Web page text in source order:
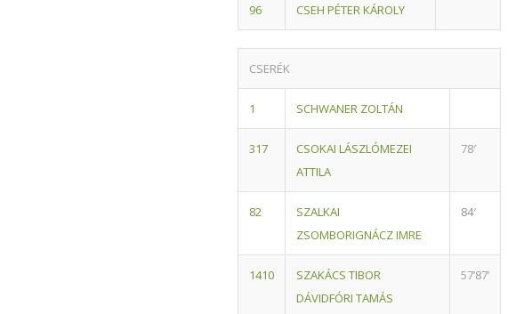
96 CSEH PÉTER KÁROLY
CSERÉK
1 SCHWANER ZOLTÁN
317 CSOKAI LÁSZLÓMEZEI
ATTILA
78′
82
SZALKAI
ZSOMBORIGNÁCZ IMRE
84′
1410
SZAKÁCS TIBOR
DÁVIDFÓRI TAMÁS
57’87’